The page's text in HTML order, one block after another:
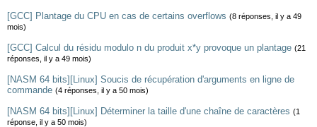
[GCC] Plantage du CPU en cas de certains overflows (8 réponses, il y a 49
mois)
[GCC] Calcul du résidu modulo n du produit x*y provoque un plantage (21
réponses, il y a 49 mois)
[NASM 64 bits][Linux] Soucis de récupération d'arguments en ligne de
commande (4 réponses, il y a 50 mois)
[NASM 64 bits][Linux] Déterminer la taille d'une chaîne de caractères (1
réponse, il y a 50 mois)